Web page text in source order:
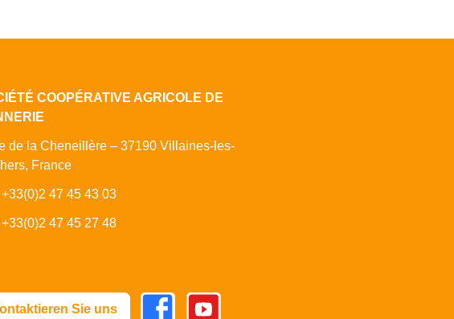
COOPÉRATIVE AGRICOLE DE
de la Cheneillère – 37190 Villaines-les-
France
47 45 43 03
+33(0)2 47 45 27 48
Sie uns
FacebookYoutube